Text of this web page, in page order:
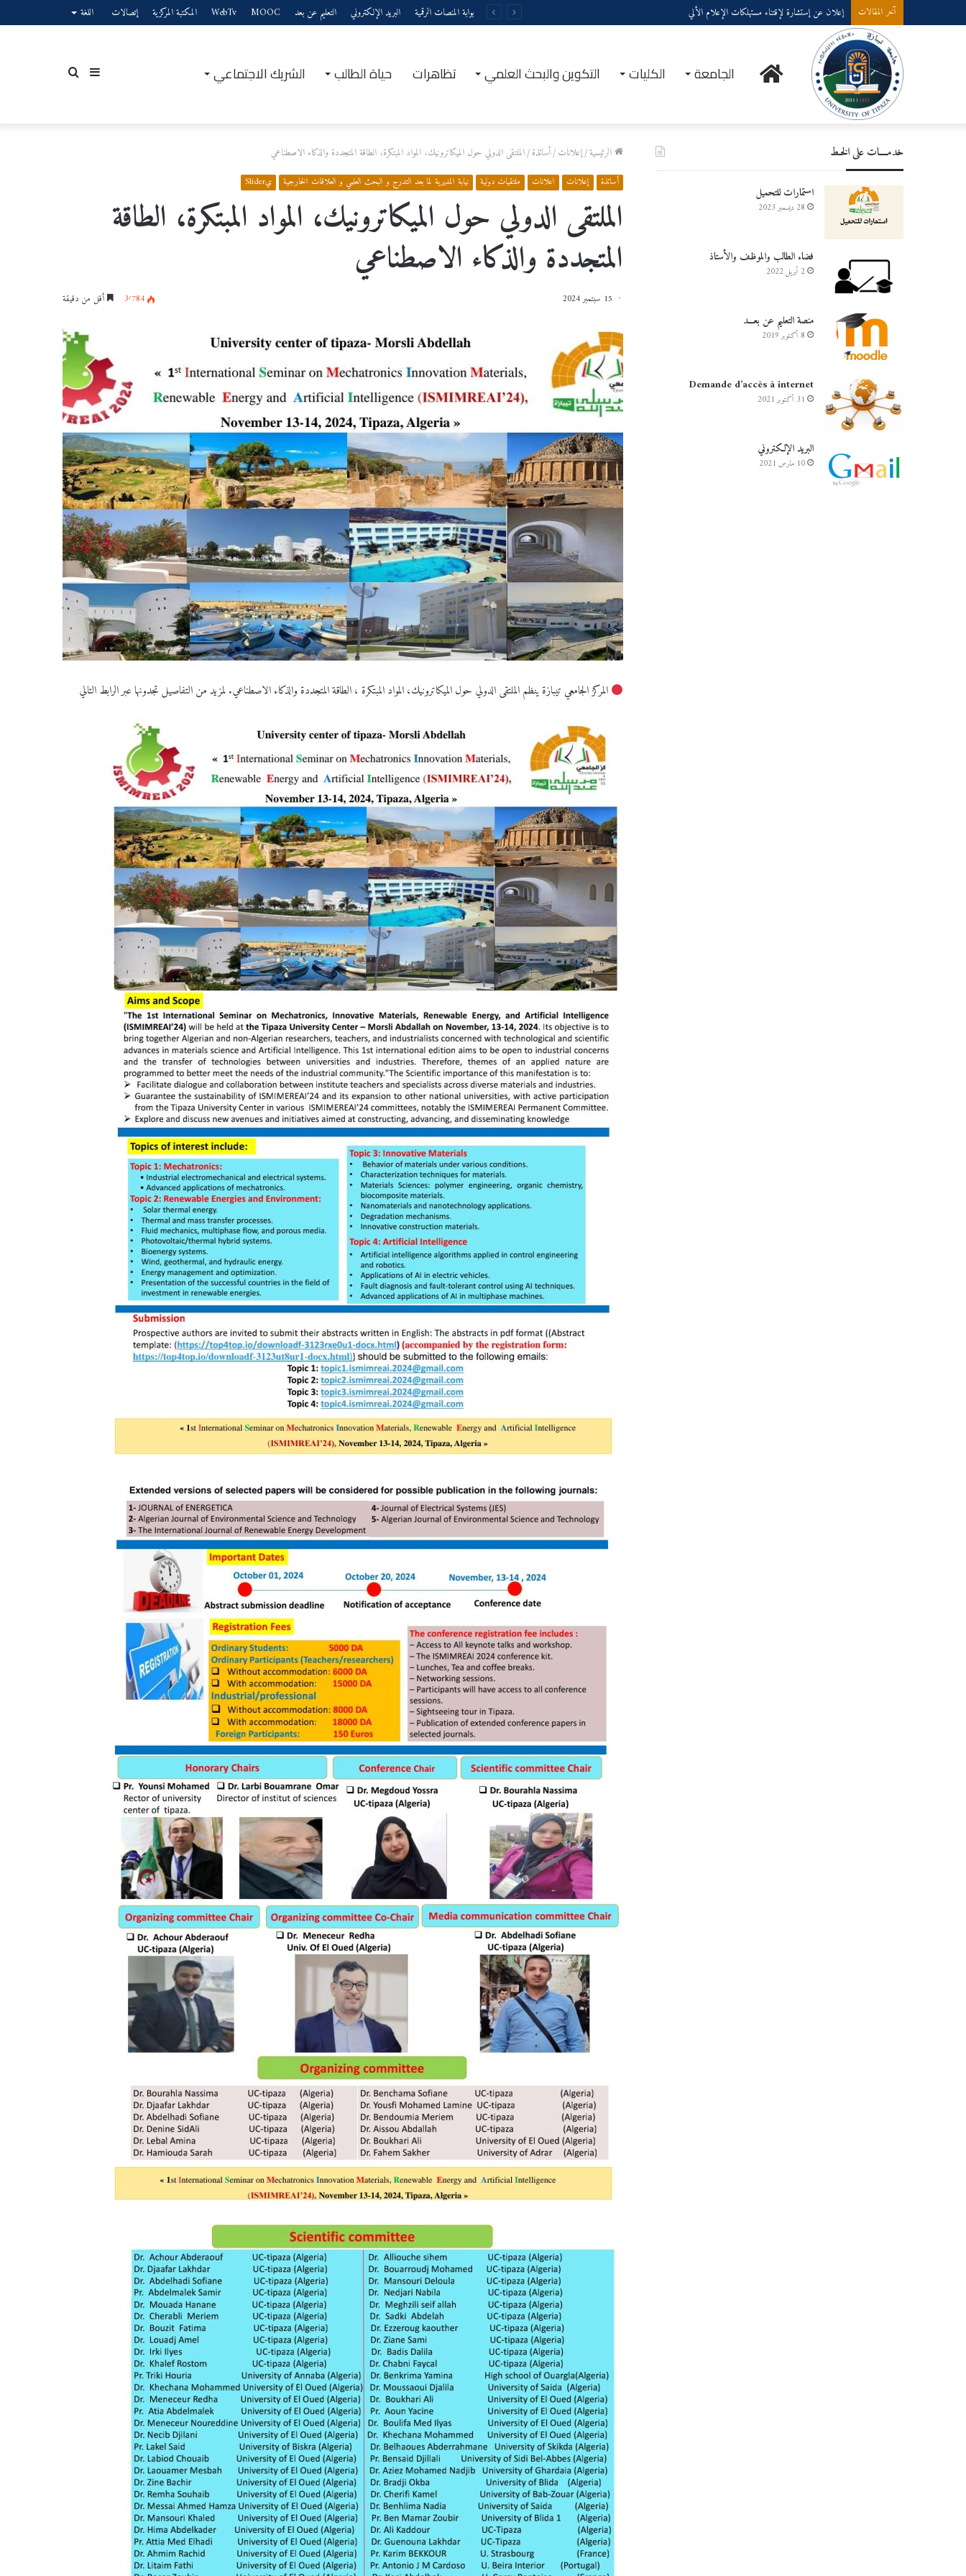
آخر المقالات إعلان عن إستشارة لإقتناء عتاد ولوازم الإعلام الألي بوابة المنصات الرقمية البريد الإلكتروني التعليم عن بعد MOOC
WebTv المكتبة المركزية إتصالات اللغة
الرئيسيةالجامعة الكليات التكوين والبحث العلمي تظاهرات حياة الطالب الشريك الاجتماعي بحثإضافة
الرئيسية/إعلانات/أساتذة/الملتقى الدولي حول الميكاترونيك، المواد المبتكرة، الطاقة المتجددة والذكاء الاصطناعي
أساتذة إعلانات اعلانات ملتقيات دولية نيابة المديرية لما بعد التدرج و البحث العلمي و العلاقات الخارجية يSlider
الملتقى الدولي حول الميكاترونيك، المواد المبتكرة، الطاقة
المتجددة والذكاء الاصطناعي
15 سبتمبر 2024 3٬784 أقل من دقيقة
المركز الجامعي تيبازة ينظم الملتقى الدولي حول الميكاترونيك، المواد المبتكرة ، الطاقة المتجددة والذكاء الاصطناعي. لمزيد من التفاصيل تجدونها عبر الرابط التالي
خدمــــات على الخـط
استمارات للتحميل
28 ديسمبر 2023
فضاء الطالب والموظف والأستاذ
2 أبريل 2022
منصة التعليم عن بعـــد
8 أكتوبر 2019
Demande d’accès à internet
31 أكتوبر 2021
البريد الإلكتروني
10 مارس 2021